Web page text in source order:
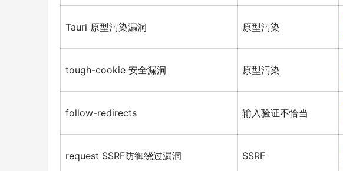
Tauri 原型污染漏洞 原型污染
tough-cookie 安全漏洞 原型污染
follow-redirects 输入验证不恰当
request SSRF防御绕过漏洞 SSRF